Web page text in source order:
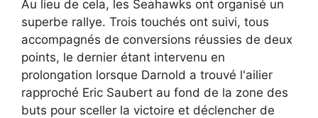
Au lieu de cela, les Seahawks ont organisé un
superbe rallye. Trois touchés ont suivi, tous
accompagnés de conversions réussies de deux
points, le dernier étant intervenu en
prolongation lorsque Darnold a trouvé l'ailier
rapproché Eric Saubert au fond de la zone des
buts pour sceller la victoire et déclencher de